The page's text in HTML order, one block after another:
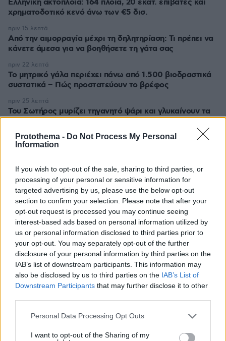
Protothema - Do Not Process My Personal
Information
If you wish to opt-out of the sale, sharing to third parties, or
processing of your personal or sensitive information for
targeted advertising by us, please use the below opt-out
section to confirm your selection. Please note that after your
opt-out request is processed you may continue seeing
interest-based ads based on personal information utilized by
us or personal information disclosed to third parties prior to
your opt-out. You may separately opt-out of the further
disclosure of your personal information by third parties on the
IAB’s list of downstream participants. This information may
also be disclosed by us to third parties on the IAB’s List of
Downstream Participants that may further disclose it to other
Please note that this website/app uses one or more Google
not limited to your visit or usage behaviour. You may click to
Personal Data Processing Opt Outs
I want to opt-out of the Sharing of my
Ελληνική ακτοπλοΐα: 164 πλοία, 20 εκατ. επιβάτες και
χρηματοδοτικό κενό άνω των €5 δισ.
Από την αιμορραγία μέχρι τη δηλητηρίαση: Τι πρέπει να
κάνετε άμεσα για να βοηθήσετε τη γάτα σας
πριν 15 λεπτά
Το μητρικό γάλα περιέχει πάνω από 1.500 βιοδραστικά
συστατικά – Πώς προστατεύουν το βρέφος
πριν 22 λεπτά
Του Σωτήρος μυρίζει τηγανητό ψάρι και γλυκαίνουν τα
πρώτα σταφύλια. Τι λέει η παράδοση
πριν 25 λεπτά
Τα fragrance mist που φοράω ξανά και ξανά κατά τη
πριν 25 λεπτά
Κολυμβητής με καρκίνο στον εγκέφαλο ξέσπασε σε
κλάματα προς τον Βρετανό πρωθυπουργό: Ικετεύω για
τη ζωή όλων μας, ο πόνος είναι αφόρητος
πριν 26 λεπτά
Δείτε βίντεο: Το πλυντήριο έκρυβε... σχεδόν ένα κιλό
ηρωίνης, συνελήφθη 46χρονη στη Θεσσαλονίκη
πριν 27 λεπτά
Βίντεο: Η Ελένη Μενεγάκη απαθανατίστηκε για φαγητό
στο Φισκάρδο με τον Μάκη Παντζόπουλο
πριν 29 λεπτά
«Υβριδική απειλή από ξένες δυνάμεις»: Το Βερολίνο
«φωτογραφίζει» τη Ρωσία, ως υπεύθυνη για τα drones
στο αεροδρόμιο της Λειψίας
πριν 35 λεπτά